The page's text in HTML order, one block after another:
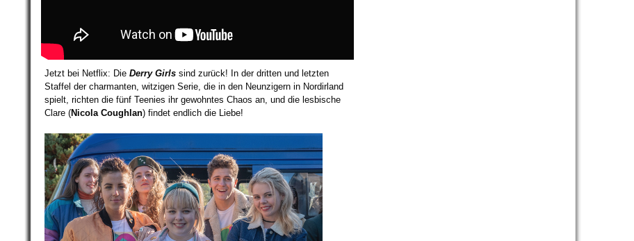
Jetzt bei Netflix: Die Derry Girls sind zurück! In der dritten und letzten
Staffel der charmanten, witzigen Serie, die in den Neunzigern in Nordirland
spielt, richten die fünf Teenies ihr gewohntes Chaos an, und die lesbische
Clare (Nicola Coughlan) findet endlich die Liebe!